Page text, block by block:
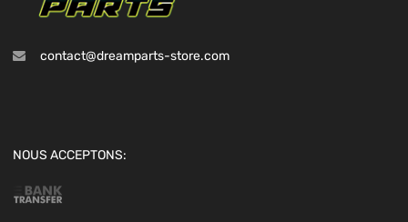
contact@dreamparts-store.com
NOUS ACCEPTONS: